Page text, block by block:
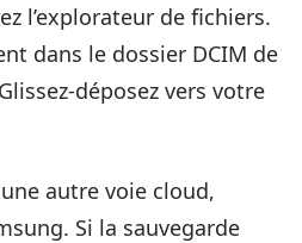
l’explorateur de fichiers.
dans le dossier DCIM de
déposez vers votre
autre voie cloud,
Si la sauvegarde